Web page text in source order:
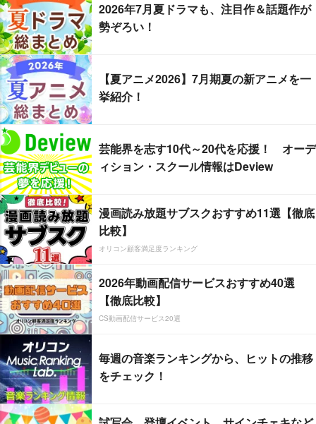
2026年7月夏ドラマも、注目作＆話題作が
勢ぞろい！
【夏アニメ2026】7月期夏の新アニメを一
挙紹介！
芸能界を志す10代～20代を応援！ オーデ
ィション・スクール情報はDeview
漫画読み放題サブスクおすすめ11選【徹底
比較】
オリコン顧客満足度ランキング
2026年動画配信サービスおすすめ40選
【徹底比較】
CS動画配信サービス20選
毎週の音楽ランキングから、ヒットの推移
をチェック！